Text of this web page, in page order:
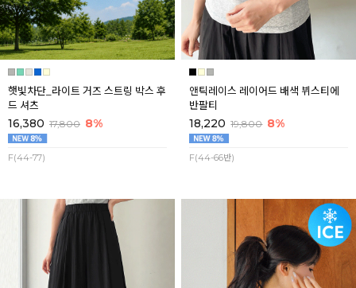
햇빛차단_라이트 거즈 스트링 박스 후
드 셔츠
16,380 17,800 8%
F(44-77)
앤틱레이스 레이어드 배색 뷔스티에
반팔티
18,220 19,800 8%
F(44-66반)